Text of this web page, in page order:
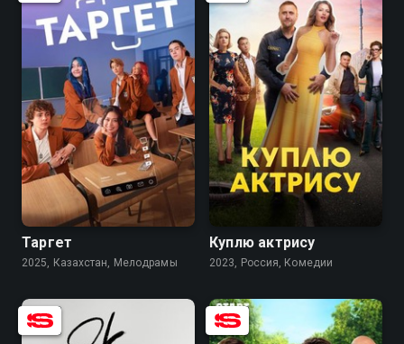
5.2
Таргет
2025, Казахстан, Мелодрамы
7.5 7.2
Куплю актрису
2023, Россия, Комедии